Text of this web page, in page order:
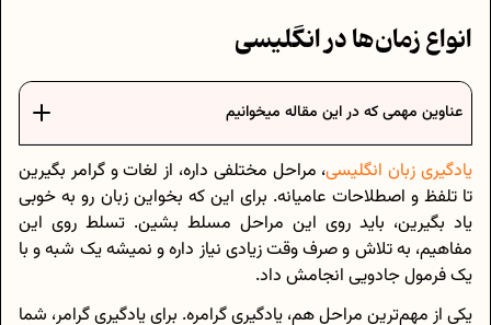
انواع زمان‌ها در انگلیسی
عناوین مهمی که در این مقاله میخوانیم
یادگیری زبان انگلیسی، مراحل مختلفی داره، از لغات و گرامر بگیرین
تا تلفظ و اصطلاحات عامیانه. برای این که بخواین زبان رو به خوبی
یاد بگیرین، باید روی این مراحل مسلط بشین. تسلط روی این
مفاهیم، به تلاش و صرف وقت زیادی نیاز داره و نمیشه یک شبه و با
یک فرمول جادویی انجامش داد.
یکی از مهم‌ترین مراحل هم، یادگیری گرامره. برای یادگیری گرامر، شما